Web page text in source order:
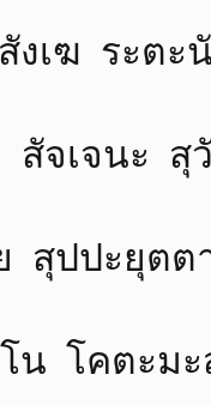
ะตะนั
จนะ สุวั
ตา มะ
ตะมะส